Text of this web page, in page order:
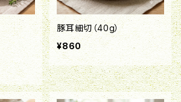
豚耳細切（40g）
¥860